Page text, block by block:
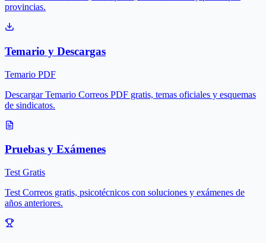
provincias.
Temario y Descargas
Temario PDF
Descargar Temario Correos PDF gratis, temas oficiales y esquemas
de sindicatos.
Pruebas y Exámenes
Test Gratis
Test Correos gratis, psicotécnicos con soluciones y exámenes de
años anteriores.